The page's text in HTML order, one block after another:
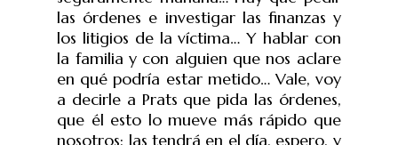
las órdenes e investigar las finanzas y
los litigios de la víctima… Y hablar con
la familia y con alguien que nos aclare
en qué podría estar metido… Vale, voy
a decirle a Prats que pida las órdenes,
que él esto lo mueve más rápido que
nosotros; las tendrá en el día, espero, y